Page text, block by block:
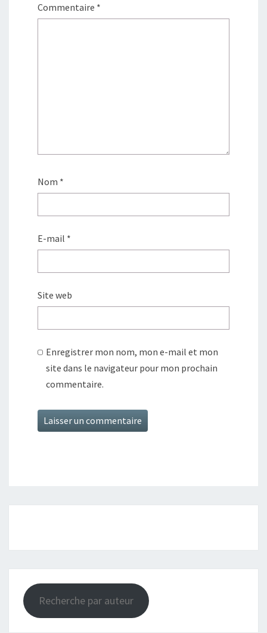
Commentaire *
Nom *
E-mail *
Site web
Enregistrer mon nom, mon e-mail et mon
site dans le navigateur pour mon prochain
commentaire.
Recherche par auteur